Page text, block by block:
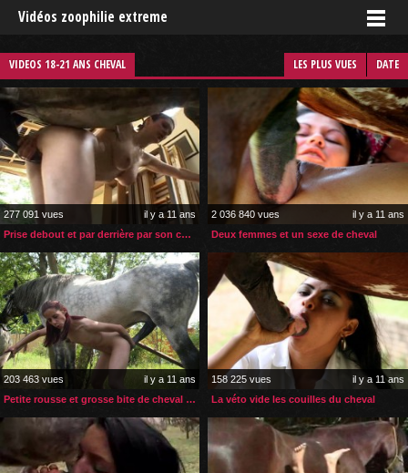
Vidéos zoophilie extreme
VIDEOS 18-21 ANS CHEVAL LES PLUS VUES DATE
277 091 vues
il y a 11 ans
Prise debout et par derrière par son cheval
2 036 840 vues
il y a 11 ans
Deux femmes et un sexe de cheval
203 463 vues
il y a 11 ans
Petite rousse et grosse bite de cheval dans le cul
158 225 vues
il y a 11 ans
La véto vide les couilles du cheval